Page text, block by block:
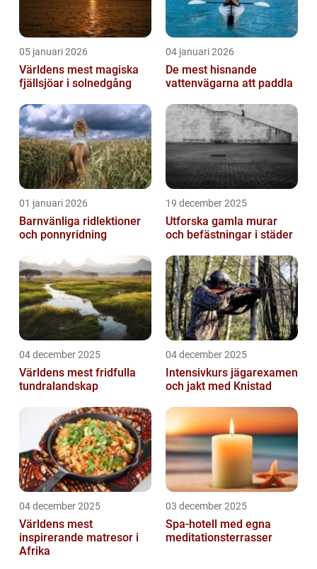
05 januari 2026
Världens mest magiska
fjällsjöar i solnedgång
04 januari 2026
De mest hisnande
vattenvägarna att paddla
01 januari 2026
Barnvänliga ridlektioner
och ponnyridning
19 december 2025
Utforska gamla murar
och befästningar i städer
04 december 2025
Världens mest fridfulla
tundralandskap
04 december 2025
Intensivkurs jägarexamen
och jakt med Knistad
04 december 2025
Världens mest
inspirerande matresor i
Afrika
03 december 2025
Spa-hotell med egna
meditationsterrasser